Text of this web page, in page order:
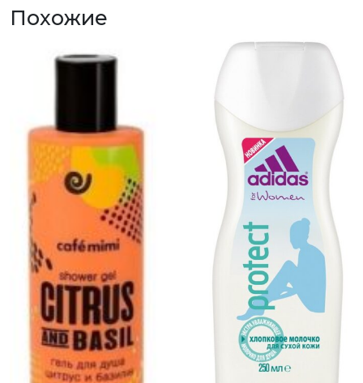
EMERALD
Похожие